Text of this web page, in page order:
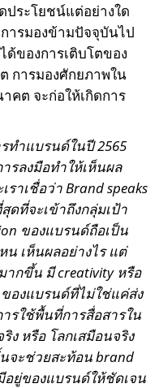
ระโยชน์แต่อย่างใด
ารมองข้ามปัจจุบันไป
องการเติบโตของ
การมองศักยภาพใน
คต จะก่อให้เกิดการ
ทำแบรนด์ในปี2565
รลงมือทำให้เห็นผล
ราเชื่อว่าBrand speaks
ดที่จะเข้าถึงกลุ่มเป้า
ของแบรนด์ถือเป็น
น เห็นผลอย่างไร แต่
ากขึ้น มีcreativity หรือ
ของแบรนด์ที่ไม่ใช่แค่ส่ง
รใช้พื้นที่การสื่อสารใน
ง หรือ โลกเสมือนจริง
จะช่วยสะท้อนbrand
อยู่ของแบรนด์ให้ชัดเจน